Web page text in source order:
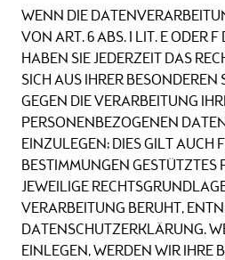
WENN DIE
VON ART. 6 ABS. 1 LIT. E ODER
HABEN SIE JEDERZEIT DAS
SICH AUS IHRER BESONDEREN
GEGEN DIE VERARBEITUNG
PERSONENBEZOGENEN
EINZULEGEN; DIES GILT AUCH
BESTIMMUNGEN GESTÜTZTES
JEWEILIGE
VERARBEITUNG BERUHT,
DATENSCHUTZERKLÄRUNG.
EINLEGEN, WERDEN WIR IHRE